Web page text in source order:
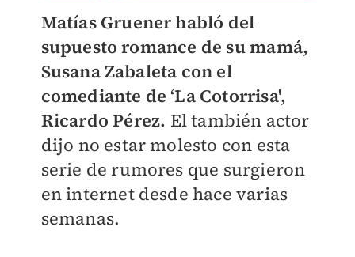
Matías Gruener habló del
supuesto romance de su mamá,
Susana Zabaleta con el
comediante de ‘La Cotorrisa',
Ricardo Pérez. El también actor
dijo no estar molesto con esta
serie de rumores que surgieron
en internet desde hace varias
semanas.